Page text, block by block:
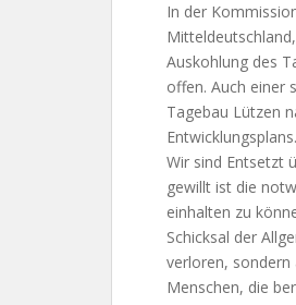
In der
Auskohlung des
offen. Auch einer
Tagebau Lützen
Entwicklungsplans.
Wir sind Entsetzt
gewillt ist die
einhalten zu
Schicksal der
verloren, sondern
Menschen, die